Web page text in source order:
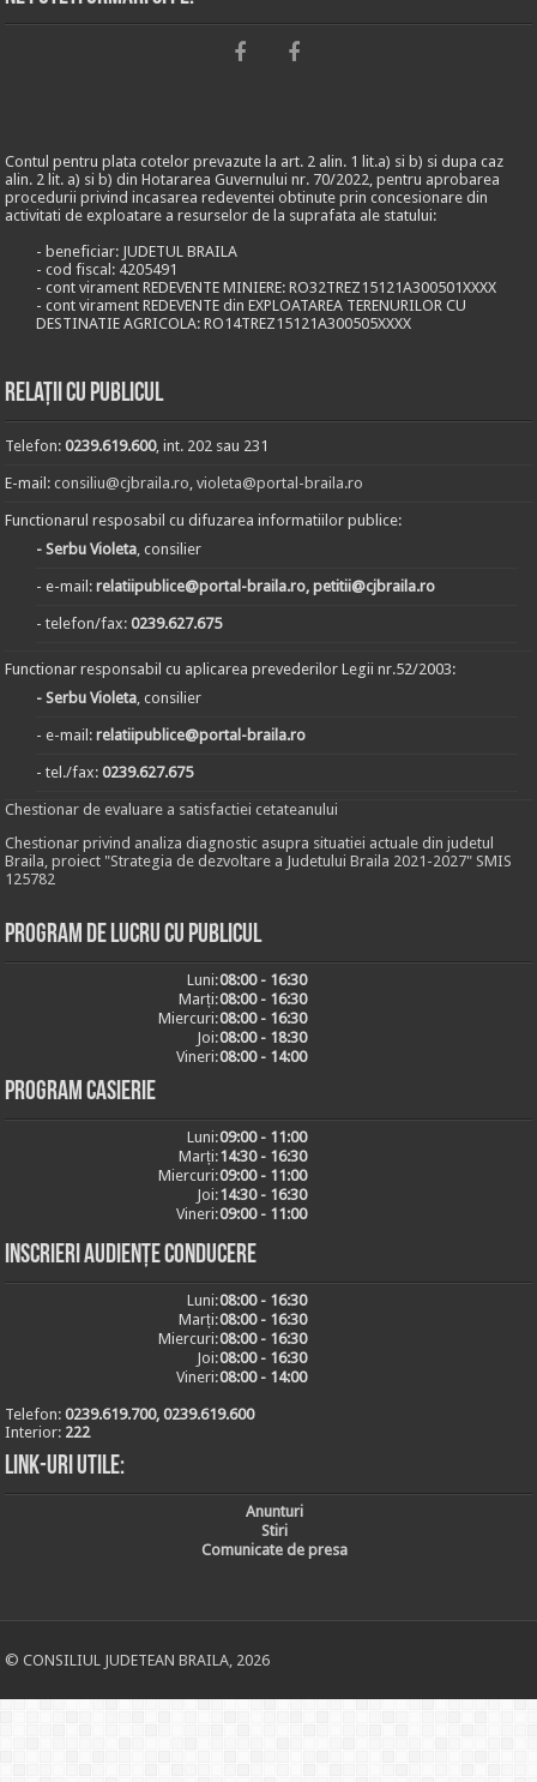
Contul pentru plata cotelor prevazute la art. 2 alin. 1 lit.a) si b) si dupa caz
alin. 2 lit. a) si b) din Hotararea Guvernului nr. 70/2022, pentru aprobarea
procedurii privind incasarea redeventei obtinute prin concesionare din
activitati de exploatare a resurselor de la suprafata ale statului:
- beneficiar: JUDETUL BRAILA
- cod fiscal: 4205491
- cont virament REDEVENTE MINIERE: RO32TREZ15121A300501XXXX
- cont virament REDEVENTE din EXPLOATAREA TERENURILOR CU
DESTINATIE AGRICOLA: RO14TREZ15121A300505XXXX
Relații cu publicul
Telefon:0239.619.600, int. 202 sau 231
E-mail:consiliu@cjbraila.ro,violeta@portal-braila.ro
Functionarul resposabil cu difuzarea informatiilor publice:
- Serbu Violeta, consilier
- e-mail:relatiipublice@portal-braila.ro, petitii@cjbraila.ro
- telefon/fax:0239.627.675
Functionar responsabil cu aplicarea prevederilor Legii nr.52/2003:
- Serbu Violeta, consilier
- e-mail:relatiipublice@portal-braila.ro
- tel./fax:0239.627.675
Chestionar de evaluare a satisfactiei cetateanului
Chestionar privind analiza diagnostic asupra situatiei actuale din judetul
Braila, proiect "Strategia de dezvoltare a Judetului Braila 2021-2027" SMIS
125782
Program de lucru cu publicul
Luni:08:00 - 16:30
Marți:08:00 - 16:30
Miercuri:08:00 - 16:30
Joi:08:00 - 18:30
Vineri:08:00 - 14:00
Program casierie
Luni:09:00 - 11:00
Marți:14:30 - 16:30
Miercuri:09:00 - 11:00
Joi:14:30 - 16:30
Vineri:09:00 - 11:00
Inscrieri audiențe conducere
Luni:08:00 - 16:30
Marți:08:00 - 16:30
Miercuri:08:00 - 16:30
Joi:08:00 - 16:30
Vineri:08:00 - 14:00
Telefon:0239.619.700, 0239.619.600
Interior: 222
Link-uri utile:
Anunturi
Stiri
Comunicate de presa
© CONSILIUL JUDETEAN BRAILA, 2026